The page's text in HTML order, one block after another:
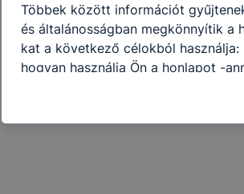
Többek között információt
és általánosságban megkönnyítik a
kat a következő célokból
hogyan használja Ön a honlapot -
részeit látogatja, vagy használja
biztosítsunk Önnek még jobb
oldalunkat, honlap fejlesztése.